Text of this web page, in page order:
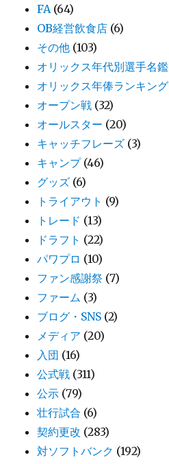
FA(64)
OB経営飲食店 (6)
その他 (103)
オリックス年代別選手名鑑
オリックス年俸ランキング
オープン戦 (32)
オールスター (20)
キャッチフレーズ (3)
キャンプ(46)
グッズ (6)
トライアウト (9)
トレード (13)
ドラフト (22)
パワプロ (10)
ファン感謝祭 (7)
ファーム (3)
ブログ・SNS (2)
メディア (20)
入団 (16)
公式戦 (311)
公示 (79)
壮行試合 (6)
契約更改 (283)
対ソフトバンク (192)